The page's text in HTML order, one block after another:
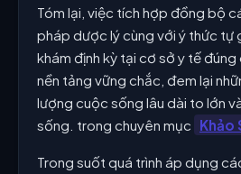
Tóm lại, việc tích hợp đồng bộ
pháp dược lý cùng với ý thức tự
khám định kỳ tại cơ sở y tế
nền tảng vững chắc, đem lại
lượng cuộc sống lâu dài to lớn
sống. trong chuyên mục Khảo
Trong suốt quá trình áp dụng